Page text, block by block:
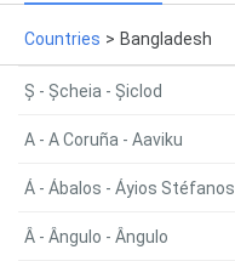
Countries > Bangladesh
Ș - Șcheia - Șiclod
A - A Coruña - Aaviku
Á - Ábalos - Áyios Stéfanos
Â - Ângulo - Ângulo